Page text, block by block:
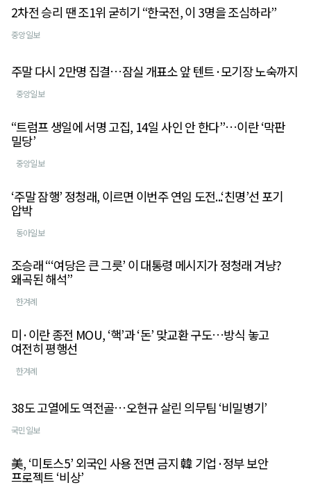
2차전 승리 땐 조1위 굳히기 “한국전, 이 3명을 조심하라”
중앙일보
주말 다시 2만명 집결…잠실 개표소 앞 텐트·모기장 노숙까지
중앙일보
“트럼프 생일에 서명 고집, 14일 사인 안 한다”…이란 ‘막판
밀당’
중앙일보
‘주말 잠행’ 정청래, 이르면 이번주 연임 도전...‘친명’선 포기
압박
동아일보
조승래 “‘여당은 큰 그릇’ 이 대통령 메시지가 정청래 겨냥?
왜곡된 해석”
한겨례
미·이란 종전 MOU, ‘핵’과 ‘돈’ 맞교환 구도…방식 놓고
여전히 평행선
한겨례
38도 고열에도 역전골…오현규 살린 의무팀 ‘비밀병기’
국민일보
美, ‘미토스5’ 외국인 사용 전면 금지 韓 기업·정부 보안
프로젝트 ‘비상’